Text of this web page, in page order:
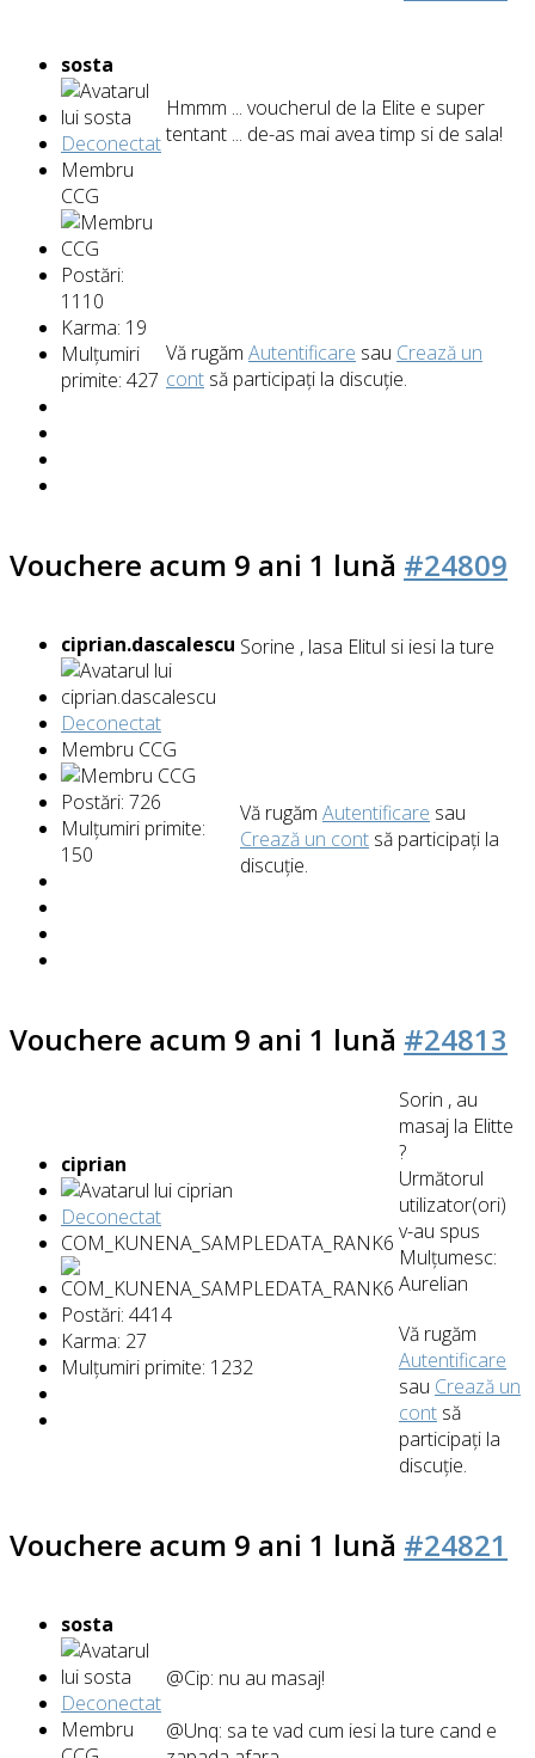
sosta
Deconectat
Membru
CCG
Postări:
1110
Karma: 19
Mulțumiri
primite: 427
Hmmm ... voucherul de la Elite e super
tentant ... de-as mai avea timp si de sala!
Vă rugăm Autentificare sau Crează un
cont să participaţi la discuţie.
Vouchere acum 9 ani 1 lună #24809
ciprian.dascalescu
Deconectat
Membru CCG
Postări: 726
Mulțumiri primite:
150
Sorine , lasa Elitul si iesi la ture
Vă rugăm Autentificare sau
Crează un cont să participaţi la
discuţie.
Vouchere acum 9 ani 1 lună #24813
ciprian
Deconectat
COM_KUNENA_SAMPLEDATA_RANK6
Postări: 4414
Karma: 27
Mulțumiri primite: 1232
Sorin , au
masaj la Elitte
?
Următorul
utilizator(ori)
v-au spus
Mulțumesc:
Aurelian
Vă rugăm
Autentificare
sau Crează un
cont să
participaţi la
discuţie.
Vouchere acum 9 ani 1 lună #24821
sosta
Deconectat
Membru
@Cip: nu au masaj!
@Unq: sa te vad cum iesi la ture cand e